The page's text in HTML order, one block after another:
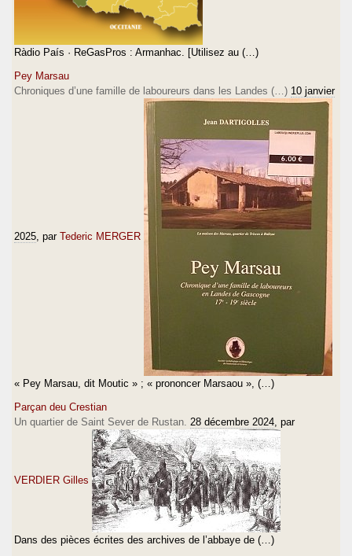
Ràdio País · ReGasPros : Armanhac. [Utilisez au (…)
Pey Marsau
Chroniques d’une famille de laboureurs dans les Landes (…) 10 janvier
2025 , par Tederic MERGER
« Pey Marsau, dit Moutic » ; « prononcer Marsaou », (…)
Parçan deu Crestian
Un quartier de Saint Sever de Rustan. 28 décembre 2024 , par
VERDIER Gilles
Dans des pièces écrites des archives de l’abbaye de (…)